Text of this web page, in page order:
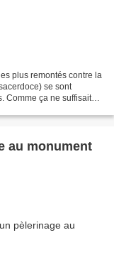
plus remontés contre la
se sont
Comme ça ne suffisait
au monument